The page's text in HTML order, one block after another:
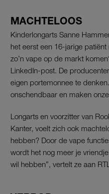
MACHTELOOS
Kinderlongarts Sanne
het eerst een 16-jarige
zo’n vape op de markt
LinkedIn-post. De
eigen portemonnee te
onschendbaar en maken
Longarts en voorzitter van
Kanter, voelt zich ook
hebben? Door de vape
wordt het nog meer je
wil hebben”, vertelt ze aan